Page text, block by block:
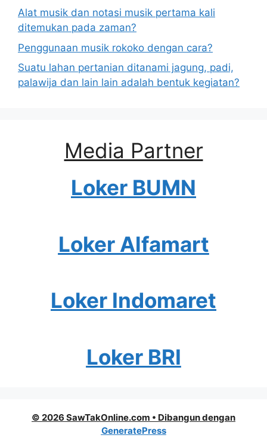
Alat musik dan notasi musik pertama kali
ditemukan pada zaman?
Penggunaan musik rokoko dengan cara?
Suatu lahan pertanian ditanami jagung, padi,
palawija dan lain lain adalah bentuk kegiatan?
Media Partner
Loker BUMN
Loker Alfamart
Loker Indomaret
Loker BRI
© 2026 SawTakOnline.com • Dibangun dengan
GeneratePress